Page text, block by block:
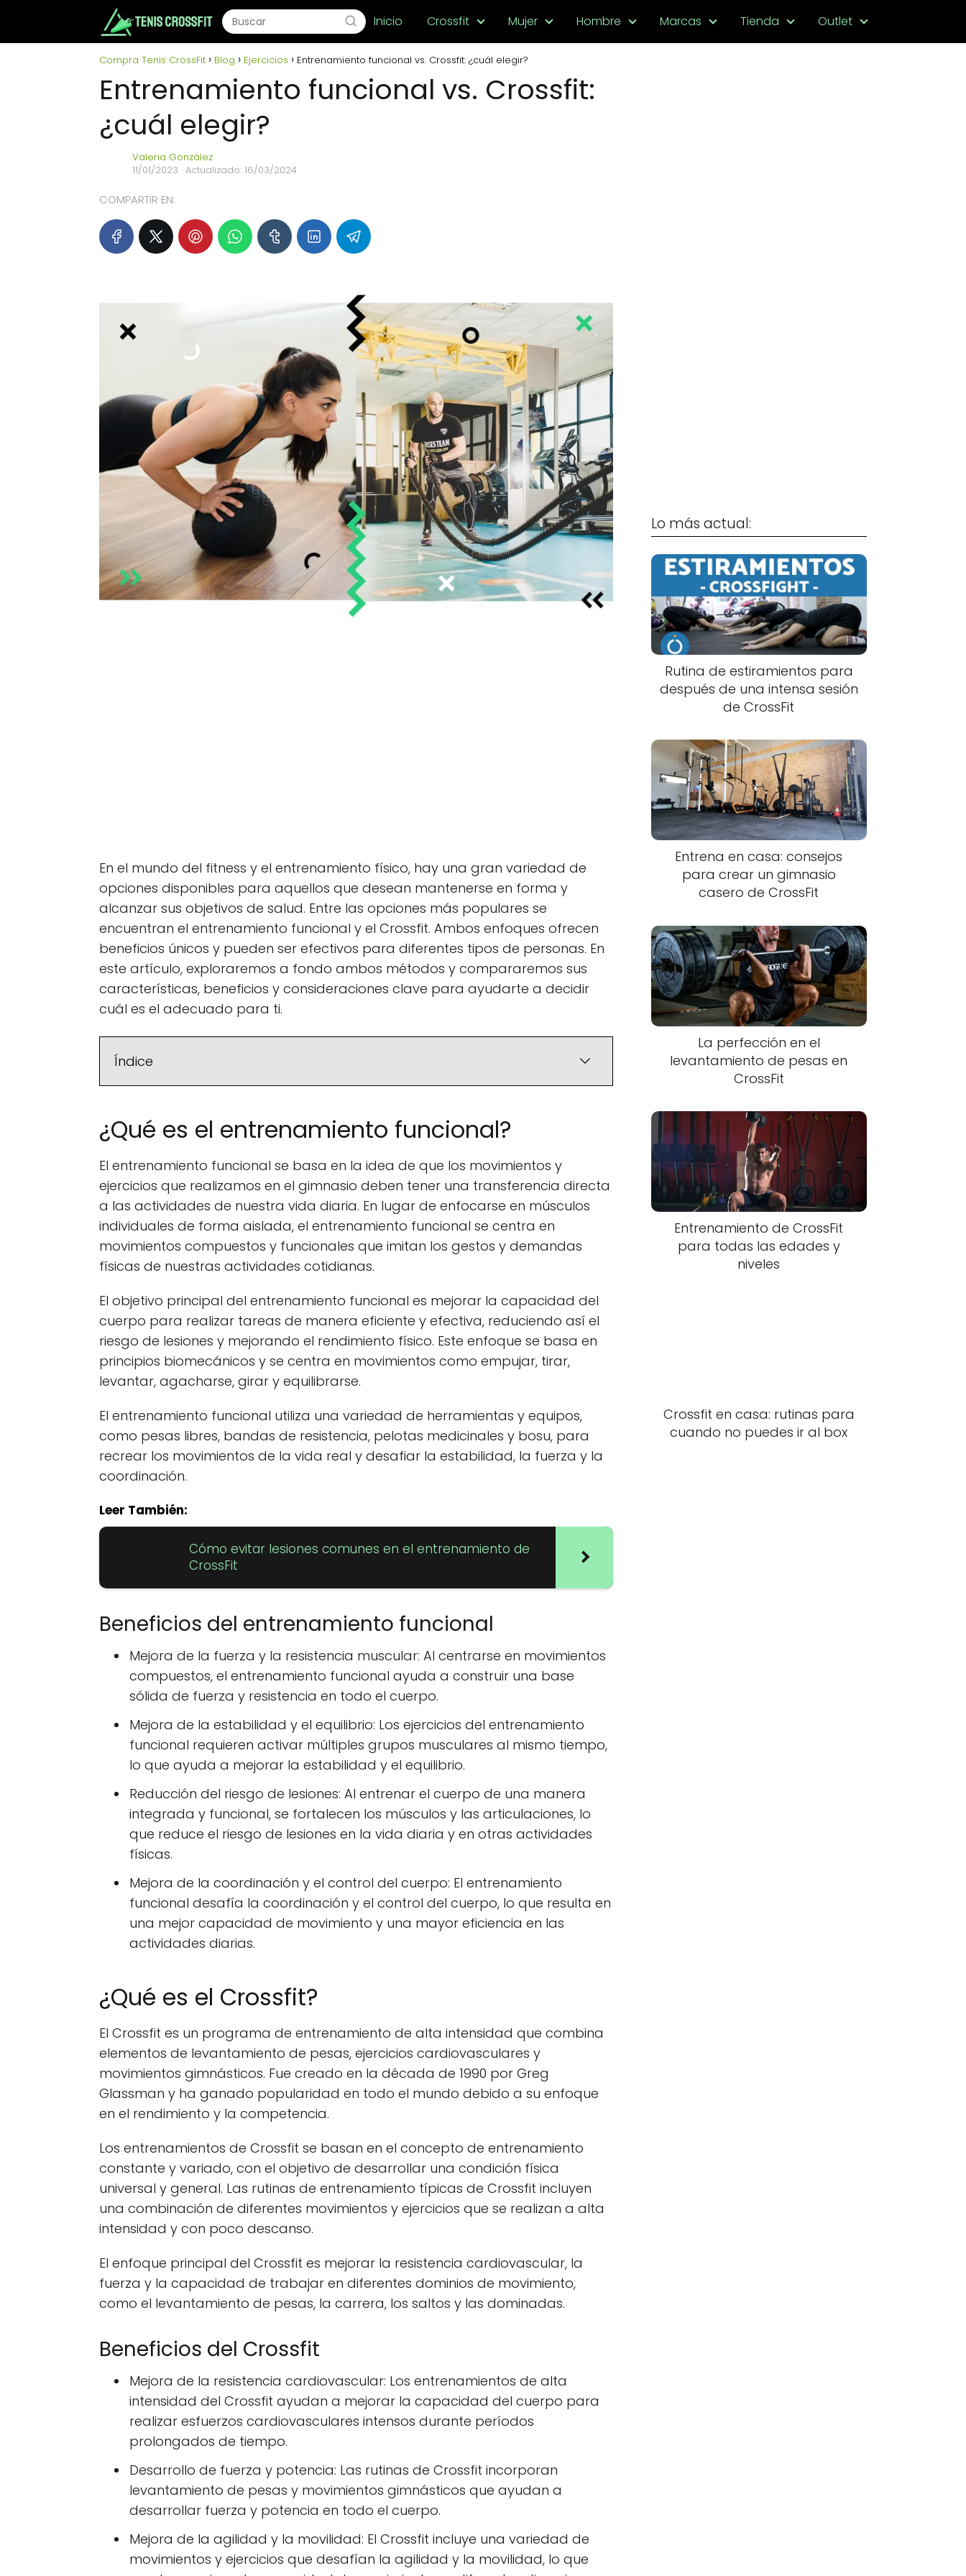
Inicio Crossfit Mujer Hombre Marcas Tienda Outlet
Compra Tenis CrossFit Blog Ejercicios Entrenamiento funcional vs. Crossfit: ¿cuál elegir?
Entrenamiento funcional vs. Crossfit:
¿cuál elegir?
Valeria González
11/01/2023 · Actualizado: 16/03/2024
COMPARTIR EN:
En el mundo del fitness y el entrenamiento físico, hay una gran variedad de
opciones disponibles para aquellos que desean mantenerse en forma y
alcanzar sus objetivos de salud. Entre las opciones más populares se
encuentran el entrenamiento funcional y el Crossfit. Ambos enfoques ofrecen
beneficios únicos y pueden ser efectivos para diferentes tipos de personas. En
este artículo, exploraremos a fondo ambos métodos y compararemos sus
características, beneficios y consideraciones clave para ayudarte a decidir
cuál es el adecuado para ti.
Índice
¿Qué es el entrenamiento funcional?
El entrenamiento funcional se basa en la idea de que los movimientos y
ejercicios que realizamos en el gimnasio deben tener una transferencia directa
a las actividades de nuestra vida diaria. En lugar de enfocarse en músculos
individuales de forma aislada, el entrenamiento funcional se centra en
movimientos compuestos y funcionales que imitan los gestos y demandas
físicas de nuestras actividades cotidianas.
El objetivo principal del entrenamiento funcional es mejorar la capacidad del
cuerpo para realizar tareas de manera eficiente y efectiva, reduciendo así el
riesgo de lesiones y mejorando el rendimiento físico. Este enfoque se basa en
principios biomecánicos y se centra en movimientos como empujar, tirar,
levantar, agacharse, girar y equilibrarse.
El entrenamiento funcional utiliza una variedad de herramientas y equipos,
como pesas libres, bandas de resistencia, pelotas medicinales y bosu, para
recrear los movimientos de la vida real y desafiar la estabilidad, la fuerza y la
coordinación.
Leer También:
Cómo evitar lesiones comunes en el entrenamiento de
CrossFit
Beneficios del entrenamiento funcional
Mejora de la fuerza y la resistencia muscular: Al centrarse en movimientos
compuestos, el entrenamiento funcional ayuda a construir una base
sólida de fuerza y resistencia en todo el cuerpo.
Mejora de la estabilidad y el equilibrio: Los ejercicios del entrenamiento
funcional requieren activar múltiples grupos musculares al mismo tiempo,
lo que ayuda a mejorar la estabilidad y el equilibrio.
Reducción del riesgo de lesiones: Al entrenar el cuerpo de una manera
integrada y funcional, se fortalecen los músculos y las articulaciones, lo
que reduce el riesgo de lesiones en la vida diaria y en otras actividades
físicas.
Mejora de la coordinación y el control del cuerpo: El entrenamiento
funcional desafía la coordinación y el control del cuerpo, lo que resulta en
una mejor capacidad de movimiento y una mayor eficiencia en las
actividades diarias.
¿Qué es el Crossfit?
El Crossfit es un programa de entrenamiento de alta intensidad que combina
elementos de levantamiento de pesas, ejercicios cardiovasculares y
movimientos gimnásticos. Fue creado en la década de 1990 por Greg
Glassman y ha ganado popularidad en todo el mundo debido a su enfoque
en el rendimiento y la competencia.
Los entrenamientos de Crossfit se basan en el concepto de entrenamiento
constante y variado, con el objetivo de desarrollar una condición física
universal y general. Las rutinas de entrenamiento típicas de Crossfit incluyen
una combinación de diferentes movimientos y ejercicios que se realizan a alta
intensidad y con poco descanso.
El enfoque principal del Crossfit es mejorar la resistencia cardiovascular, la
fuerza y la capacidad de trabajar en diferentes dominios de movimiento,
como el levantamiento de pesas, la carrera, los saltos y las dominadas.
Beneficios del Crossfit
Mejora de la resistencia cardiovascular: Los entrenamientos de alta
intensidad del Crossfit ayudan a mejorar la capacidad del cuerpo para
realizar esfuerzos cardiovasculares intensos durante períodos
prolongados de tiempo.
Desarrollo de fuerza y potencia: Las rutinas de Crossfit incorporan
levantamiento de pesas y movimientos gimnásticos que ayudan a
desarrollar fuerza y potencia en todo el cuerpo.
Mejora de la agilidad y la movilidad: El Crossfit incluye una variedad de
movimientos y ejercicios que desafían la agilidad y la movilidad, lo que
Lo más actual:
Rutina de estiramientos para
después de una intensa sesión
de CrossFit
Entrena en casa: consejos
para crear un gimnasio
casero de CrossFit
La perfección en el
levantamiento de pesas en
CrossFit
Entrenamiento de CrossFit
para todas las edades y
niveles
Crossfit en casa: rutinas para
cuando no puedes ir al box